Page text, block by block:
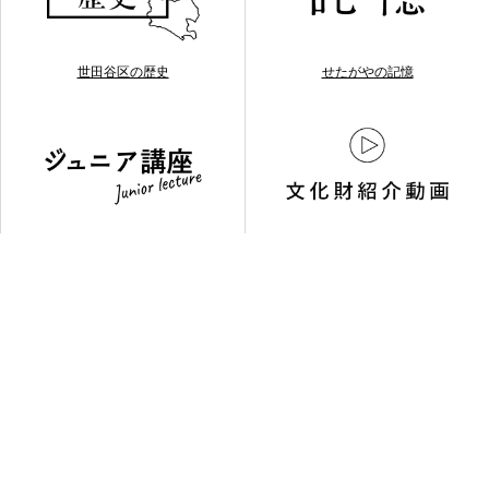
世田谷区の歴史 せたがやの記憶